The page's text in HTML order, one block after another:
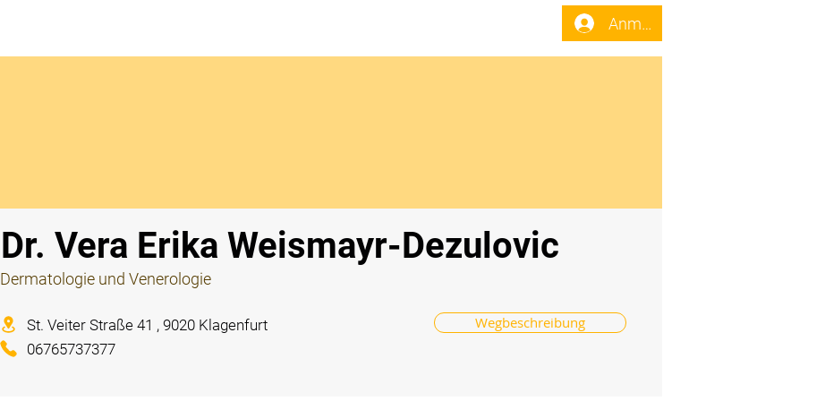
Anmelden
Dr. Vera Erika Weismayr-Dezulovic
Dermatologie und Venerologie
Wegbeschreibung
St. Veiter Straße 41 , 9020 Klagenfurt
06765737377